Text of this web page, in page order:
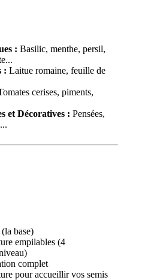
: Basilic, menthe, persil,
: Laitue romaine, feuille de
cerises, piments,
et Décoratives : Pensées,
base)
empilables (4
complet
pour accueillir vos semis